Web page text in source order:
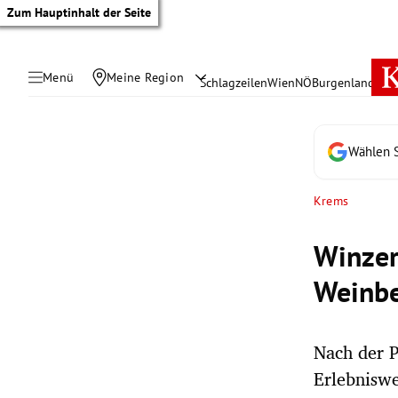
Zum Hauptinhalt der Seite
Menü Meine Region SchlagzeilenWienNÖBurgenland
Wählen
Krems
Nach der